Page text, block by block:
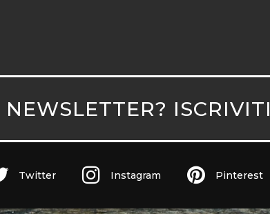
NEWSLETTER? ISCRIVITI
Twitter Instagram Pinterest